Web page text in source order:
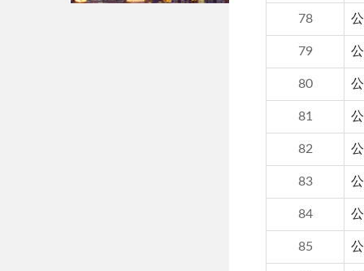
78
79
80
81
82
83
84
85